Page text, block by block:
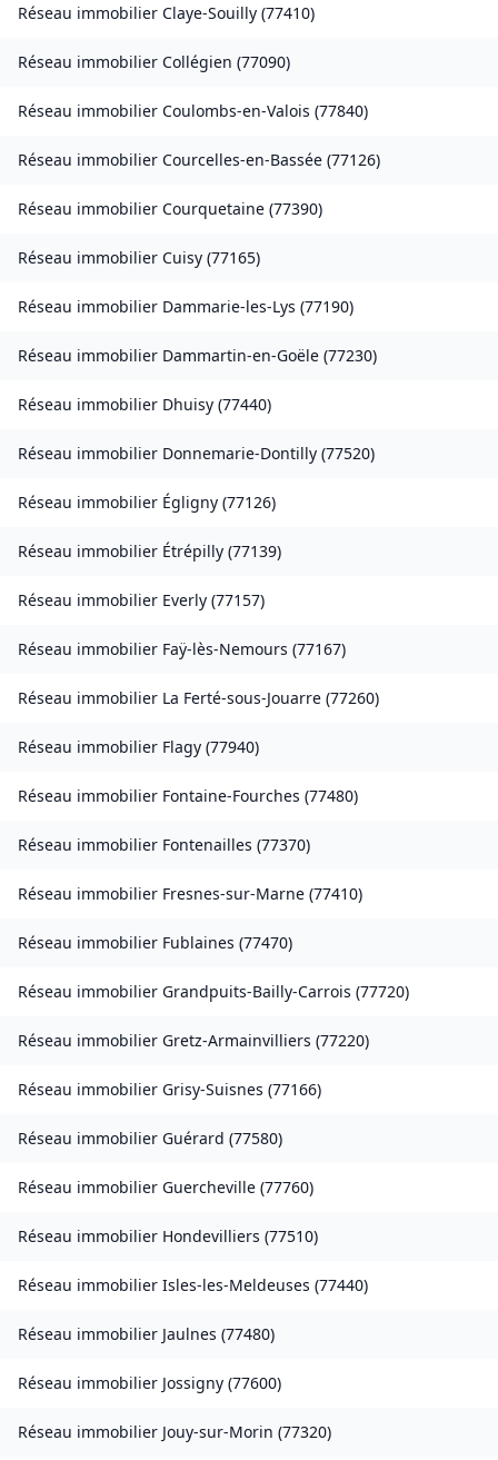
Réseau immobilier Claye-Souilly (77410)
Réseau immobilier Collégien (77090)
Réseau immobilier Coulombs-en-Valois (77840)
Réseau immobilier Courcelles-en-Bassée (77126)
Réseau immobilier Courquetaine (77390)
Réseau immobilier Cuisy (77165)
Réseau immobilier Dammarie-les-Lys (77190)
Réseau immobilier Dammartin-en-Goële (77230)
Réseau immobilier Dhuisy (77440)
Réseau immobilier Donnemarie-Dontilly (77520)
Réseau immobilier Égligny (77126)
Réseau immobilier Étrépilly (77139)
Réseau immobilier Everly (77157)
Réseau immobilier Faÿ-lès-Nemours (77167)
Réseau immobilier La Ferté-sous-Jouarre (77260)
Réseau immobilier Flagy (77940)
Réseau immobilier Fontaine-Fourches (77480)
Réseau immobilier Fontenailles (77370)
Réseau immobilier Fresnes-sur-Marne (77410)
Réseau immobilier Fublaines (77470)
Réseau immobilier Grandpuits-Bailly-Carrois (77720)
Réseau immobilier Gretz-Armainvilliers (77220)
Réseau immobilier Grisy-Suisnes (77166)
Réseau immobilier Guérard (77580)
Réseau immobilier Guercheville (77760)
Réseau immobilier Hondevilliers (77510)
Réseau immobilier Isles-les-Meldeuses (77440)
Réseau immobilier Jaulnes (77480)
Réseau immobilier Jossigny (77600)
Réseau immobilier Jouy-sur-Morin (77320)